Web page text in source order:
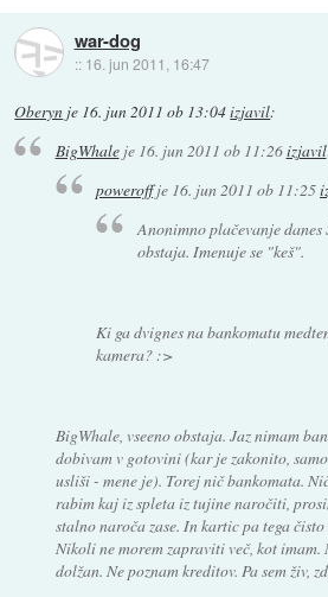
war-dog
:: 16. jun 2011, 16:47
Oberyn je 16. jun 2011 ob 13:04izjavil:
BigWhaleje 16. jun 2011 ob 11:26izjavil
poweroffje 16. jun 2011 ob 11:25
Anonimno plačevanje danes
obstaja. Imenuje se "keš".
Ki ga dvignes na bankomatu
kamera? :>
BigWhale, vseeno obstaja. Jaz nimam
dobivam v gotovini (kar je zakonito,
usliši - mene je). Torej nič bankomata.
rabim kaj iz spleta iz tujine naročiti,
stalno naroča zase. In kartic pa tega
Nikoli ne morem zapraviti več, kot
dolžan. Ne poznam kreditov. Pa sem živ,